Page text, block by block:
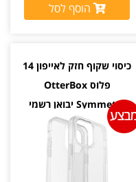
הוסף לסל
כיסוי שקוף חזק לאייפון 14
פלוס OtterBox
Symmetry יבואן רשמי